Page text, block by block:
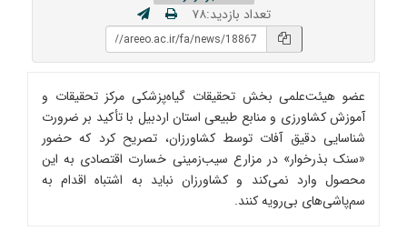
تعداد بازدید:۷۸
عضو هیئت‌علمی بخش تحقیقات گیاه‌پزشکی مرکز تحقیقات و
آموزش کشاورزی و منابع طبیعی استان اردبیل با تأکید بر ضرورت
شناسایی دقیق آفات توسط کشاورزان، تصریح کرد که حضور
«سنک بذرخوار» در مزارع سیب‌زمینی خسارت اقتصادی به این
محصول وارد نمی‌کند و کشاورزان نباید به اشتباه اقدام به
سم‌پاشی‌های بی‌رویه کنند.